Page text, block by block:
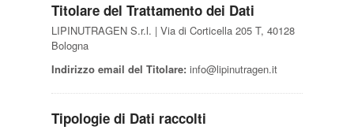
Titolare del Trattamento dei Dati
LIPINUTRAGEN S.r.l. | Via di Corticella 205 T, 40128
Bologna
Indirizzo email del Titolare: info@lipinutragen.it
Tipologie di Dati raccolti